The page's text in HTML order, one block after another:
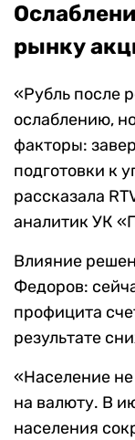
рынку
«Рубль после
ослаблению,
факторы:
подготовки к
рассказала
аналитик УК
Влияние
Федоров:
профицита
результате
«Население
на валюту. В
населения